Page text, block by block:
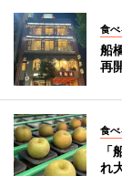
食べ
船
再
食べ
れ